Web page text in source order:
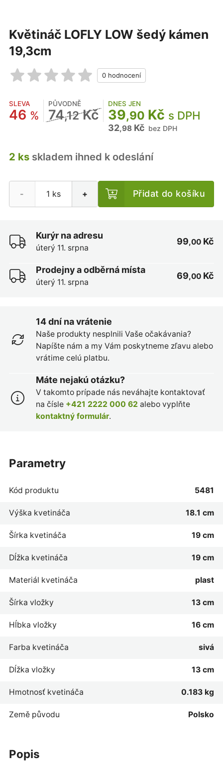
Květináč LOFLY LOW šedý kámen
19,3cm
SLEVA
46 %
PŮVODNĚ
74,12Kč
DNES JEN
39,90 Kč s DPH
32,98Kč bez DPH
2 ksskladem ihned k odeslání
- + Přidat do košíku
Kurýr na adresu
úterý 11. srpna
99,00 Kč
Prodejny a odběrná místa
úterý 11. srpna
69,00 Kč
14 dní na vrátenie
Naše produkty nesplnili Vaše očakávania?
Napíšte nám a my Vám poskytneme zľavu alebo
vrátime celú platbu.
Máte nejakú otázku?
V takomto prípade nás neváhajte kontaktovať
na čísle +421 2222 000 62 alebo vyplňte
kontaktný formulár.
popis
parametry
Kód produktu 5481
Výška kvetináča 18.1 cm
Šírka kvetináča 19 cm
Dĺžka kvetináča 19 cm
Materiál kvetináča plast
Šírka vložky 13 cm
Hĺbka vložky 16 cm
Farba kvetináča sivá
Dĺžka vložky 13 cm
Hmotnosť kvetináča 0.183 kg
Země původu Polsko